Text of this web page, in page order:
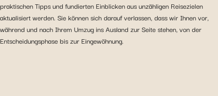
praktischen Tipps und fundierten Einblicken aus unzähligen Reisezielen
aktualisiert werden. Sie können sich darauf verlassen, dass wir Ihnen vor,
während und nach Ihrem Umzug ins Ausland zur Seite stehen, von der
Entscheidungsphase bis zur Eingewöhnung.